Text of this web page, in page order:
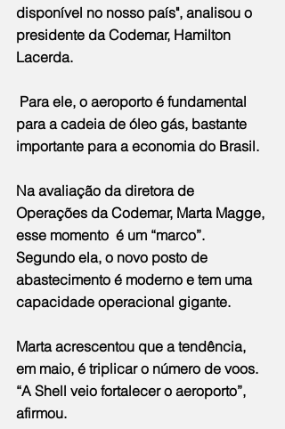
disponível no nosso país", analisou o
presidente da Codemar, Hamilton
Lacerda.
Para ele, o aeroporto é fundamental
para a cadeia de óleo gás, bastante
importante para a economia do Brasil.
Na avaliação da diretora de
Operações da Codemar, Marta Magge,
esse momento  é um “marco”.
Segundo ela, o novo posto de
abastecimento é moderno e tem uma
capacidade operacional gigante.
Marta acrescentou que a tendência,
em maio, é triplicar o número de voos.
“A Shell veio fortalecer o aeroporto”,
afirmou.